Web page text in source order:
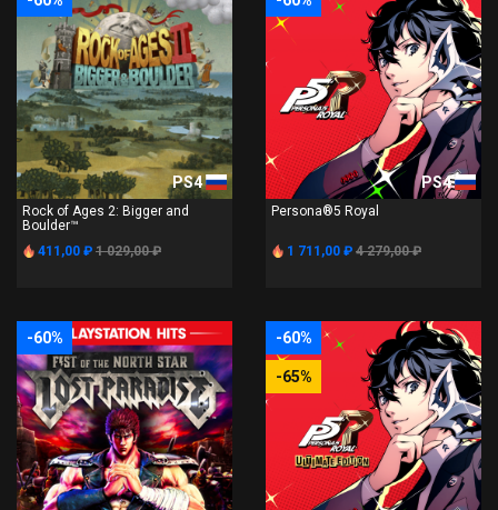
PS4
Rock of Ages 2: Bigger and
Boulder™
411,00 ₽ 1 029,00 ₽
PS4
Persona®5 Royal
1 711,00 ₽ 4 279,00 ₽
-60% -60%
-65%